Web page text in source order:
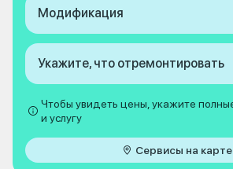
Модификация
Укажите, что отремонтировать
Чтобы увидеть цены, укажите
и услугу
Сервисы на карте